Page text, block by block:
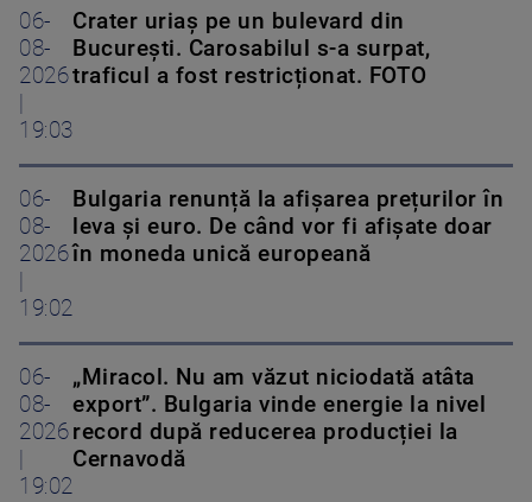
06-
08-
2026
19:03
Crater uriaș pe un bulevard din
București. Carosabilul s-a surpat,
traficul a fost restricționat. FOTO
06-
08-
2026
19:02
Bulgaria renunță la afișarea prețurilor în
leva și euro. De când vor fi afișate doar
în moneda unică europeană
06-
08-
2026
19:02
„Miracol. Nu am văzut niciodată atâta
export”. Bulgaria vinde energie la nivel
record după reducerea producției la
Cernavodă